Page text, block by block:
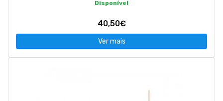
Disponível
40,50€
Ver mais